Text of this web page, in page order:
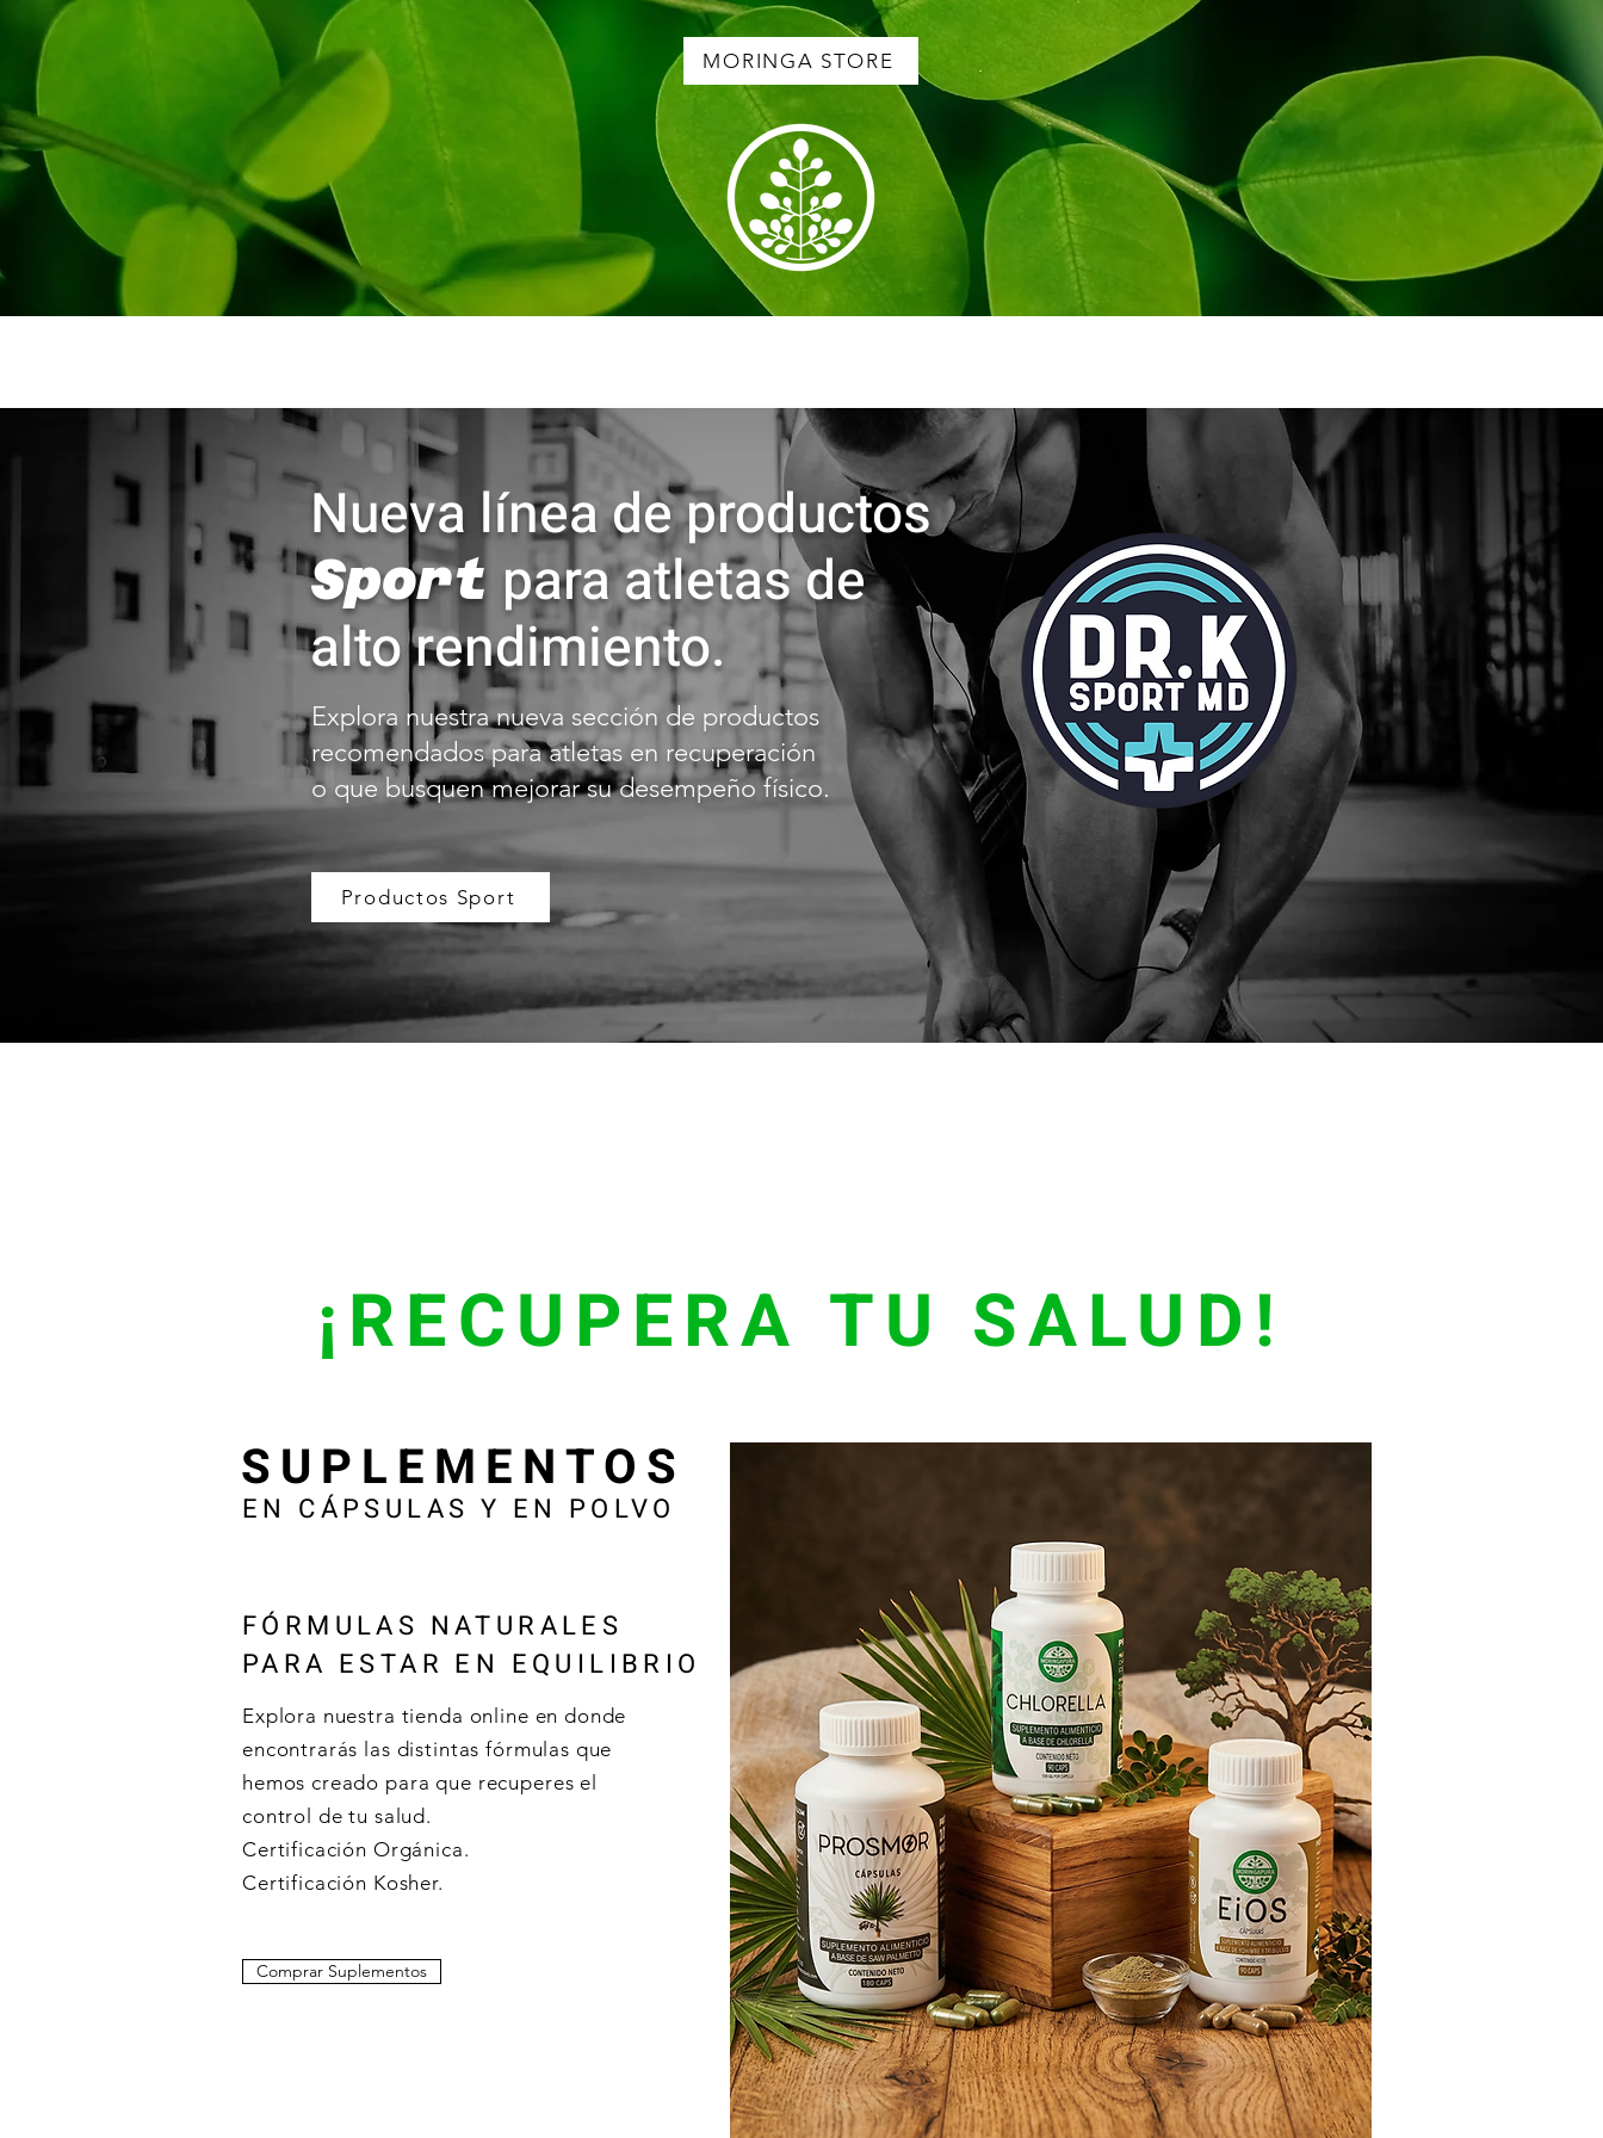
MORINGA STORE
Nueva línea de productos
Sport para atletas de
alto rendimiento.
Explora nuestra nueva sección de productos
recomendados para atletas en recuperación
o que busquen mejorar su desempeño físico.
Productos Sport
¡RECUPERA TU SALUD!
SUPLEMENTOS
EN CÁPSULAS Y EN POLVO
FÓRMULAS NATURALES
PARA ESTAR EN EQUILIBRIO
Explora nuestra tienda online en donde
encontrarás las distintas fórmulas que
hemos creado para que recuperes el
control de tu salud.
Certificación Orgánica.
Certificación Kosher.
Comprar Suplementos